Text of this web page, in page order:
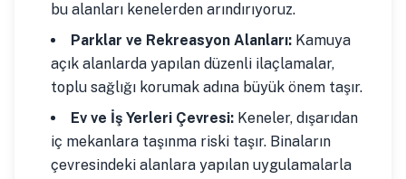
bu alanları kenelerden arındırıyoruz.
Parklar ve Rekreasyon Alanları: Kamuya
açık alanlarda yapılan düzenli ilaçlamalar,
toplu sağlığı korumak adına büyük önem taşır.
Ev ve İş Yerleri Çevresi: Keneler, dışarıdan
iç mekanlara taşınma riski taşır. Binaların
çevresindeki alanlara yapılan uygulamalarla